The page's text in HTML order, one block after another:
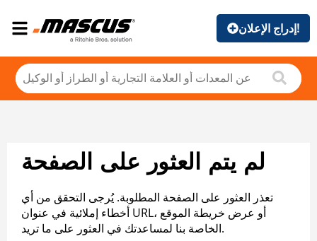
إدراج الإعلان!
لم يتم العثور على الصفحة
تعذر العثور على الصفحة المطلوبة. يُرجى التحقق من أي
أخطاء إملائية في عنوان URL، أو عرض خريطة الموقع
الخاصة بنا لمساعدتك في العثور على ما تريد.